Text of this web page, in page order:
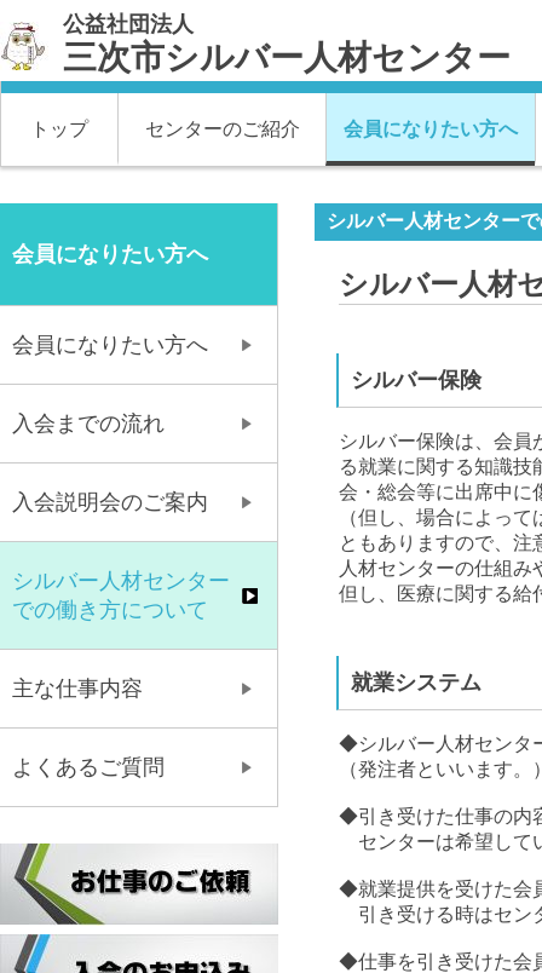
公益社団法人
三次市シルバー人材センター
トップ センターのご紹介 会員になりたい方へ
シルバー人材センター
シルバー人材
シルバー保険
シルバー保険は、会員
る就業に関する知識技
会・総会等に出席中に
（但し、場合によっ
ともありますので、注
人材センターの仕組
但し、医療に関する給
就業システム
◆シルバー人材センタ
（発注者といいます
◆引き受けた仕事の内
センターは希望して
◆就業提供を受けた会
引き受ける時はセン
◆仕事を引き受けた会
会員になりたい方へ
会員になりたい方へ
入会までの流れ
入会説明会のご案内
シルバー人材センター
での働き方について
主な仕事内容
よくあるご質問